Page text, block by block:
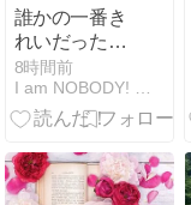
誰かの一番き
れいだったと
き
8時間前